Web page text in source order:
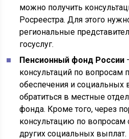
можно получить
Росреестра. Для этого
региональные
госуслуг.
Пенсионный фонд России
консультаций по вопросам
обеспечения и
обратиться в местные
фонда. Кроме того, через
консультацию по
других социальных выплат.